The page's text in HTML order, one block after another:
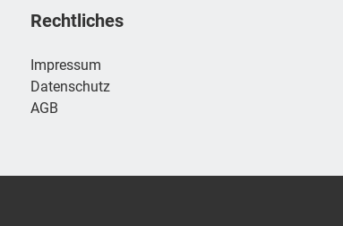
Rechtliches
Impressum
Datenschutz
AGB